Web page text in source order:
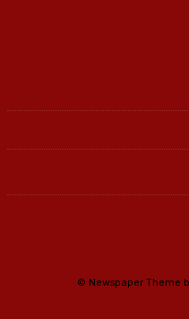
© Newspaper Theme